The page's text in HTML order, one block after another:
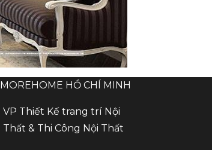
MOREHOME HỒ CHÍ MINH
VP Thiết Kế trang trí Nội
Thất & Thi Công Nội Thất